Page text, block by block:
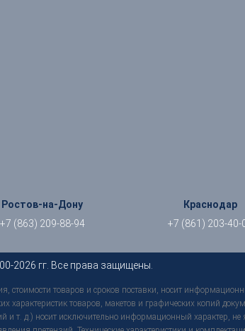
Ростов-на-Дону
+7 (863) 209-88-94
Краснодар
+7 (861) 203-40-
2026 гг. Все права защищены.
стоимости товаров и сроков поставки, носит
товаров, макетов и графических копий
и т. д.) носит исключительно информационный характер,